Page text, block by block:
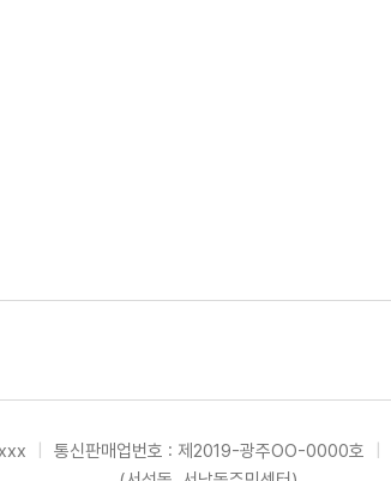
통신판매업번호 : 제2019-광주OO-0000호